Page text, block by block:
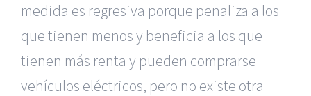
medida es regresiva porque penaliza a los
que tienen menos y beneficia a los que
tienen más renta y pueden comprarse
vehículos eléctricos, pero no existe otra